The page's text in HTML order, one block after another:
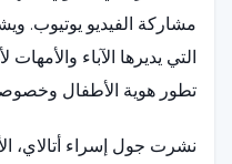
مشاركة الفيديو يوتيوب.
التي يديرها الآباء
تطور هوية الأطفال
نشرت جول إسراء أتالاي،